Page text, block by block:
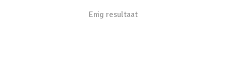
Enig resultaat